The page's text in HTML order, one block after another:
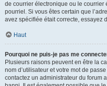
de courrier électronique ou le courrier
pourriel. Si vous êtes certain que
avez spécifiée était correcte, essayez
Haut
Pourquoi ne puis-je pas me
Plusieurs raisons peuvent en être la
nom d’utilisateur et votre mot de
contactez un administrateur du forum